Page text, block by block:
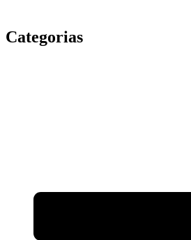
Categorias